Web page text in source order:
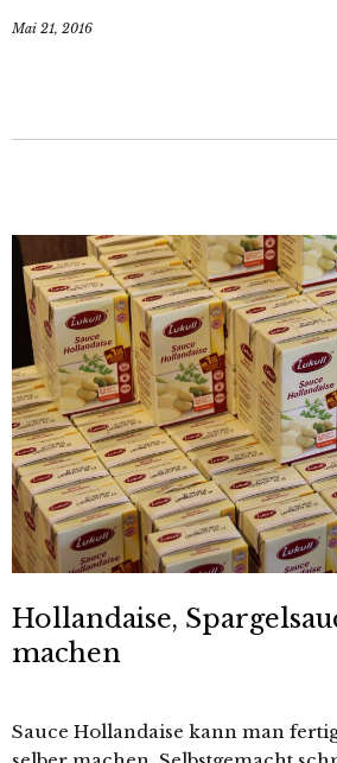
Mai 21, 2016
Hollandaise,
machen
Sauce Hollandaise kann man